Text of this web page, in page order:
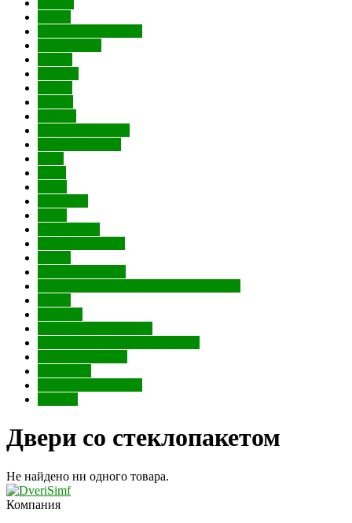
Двери со стеклопакетом
Не найдено ни одного товара.
Компания